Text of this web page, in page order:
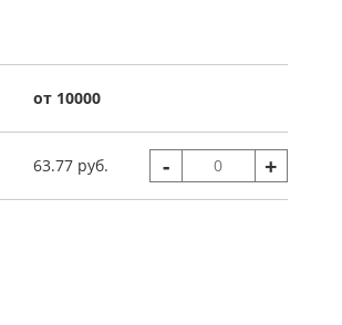
от 10000
63.77 руб. - +